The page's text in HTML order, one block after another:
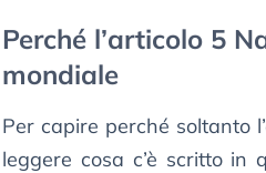
Perché l’articolo 5
mondiale
Per capire perché soltanto
leggere cosa c’è scritto in